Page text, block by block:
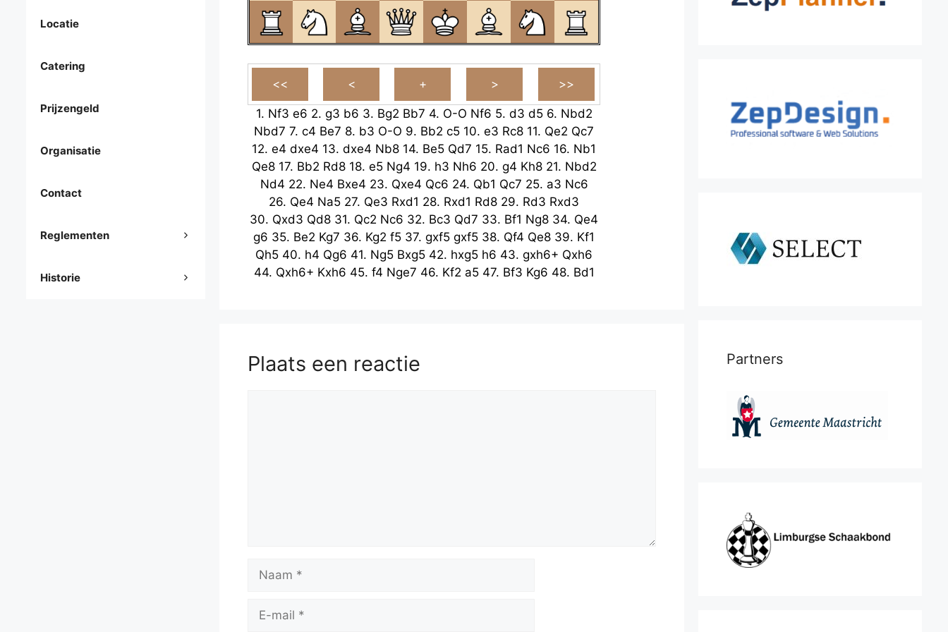
1. Nf3 e6 2. g3 b6 3. Bg2 Bb7 4. O-O Nf6 5. d3 d5 6. Nbd2
Nbd7 7. c4 Be7 8. b3 O-O 9. Bb2 c5 10. e3 Rc8 11. Qe2 Qc7
12. e4 dxe4 13. dxe4 Nb8 14. Be5 Qd7 15. Rad1 Nc6 16. Nb1
Qe8 17. Bb2 Rd8 18. e5 Ng4 19. h3 Nh6 20. g4 Kh8 21. Nbd2
Nd4 22. Ne4 Bxe4 23. Qxe4 Qc6 24. Qb1 Qc7 25. a3 Nc6
26. Qe4 Na5 27. Qe3 Rxd1 28. Rxd1 Rd8 29. Rd3 Rxd3
30. Qxd3 Qd8 31. Qc2 Nc6 32. Bc3 Qd7 33. Bf1 Ng8 34. Qe4
g6 35. Be2 Kg7 36. Kg2 f5 37. gxf5 gxf5 38. Qf4 Qe8 39. Kf1
Qh5 40. h4 Qg6 41. Ng5 Bxg5 42. hxg5 h6 43. gxh6+ Qxh6
44. Qxh6+ Kxh6 45. f4 Nge7 46. Kf2 a5 47. Bf3 Kg6 48. Bd1
Plaats een reactie
mail
Locatie
Catering
Prijzengeld
Organisatie
Contact
Reglementen
Historie
Partners